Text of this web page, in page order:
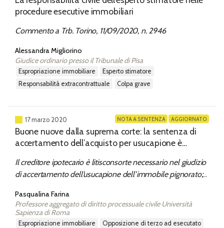
procedure esecutive immobiliari
Commento a Trb. Torino, 11/09/2020, n. 2946
Alessandra Migliorino
Giudice ordinario presso il Tribunale di Pisa
espropriazione immobiliare
esperto stimatore
responsabilità extracontrattuale
colpa grave
17 marzo 2020 AGGIORNATO
NOTA A SENTENZA
Buone nuove dalla suprema corte: la sentenza di
accertamento dell’acquisto per usucapione è
Il creditore ipotecario è litisconsorte necessario nel giudizio
di accertamento dell’usucapione dell’immobile pignorato;
suddetto creditore se pretermesso, né vincola la decisione
del giudice dell’opposizione ex art. 619 c.p.c. che può
prudentemente apprezzarla quale mero elemento di
Pasqualina Farina
Professore aggregato di diritto processuale civile Università
Sapienza di Roma
espropriazione immobiliare
opposizione di terzo ad esecutato